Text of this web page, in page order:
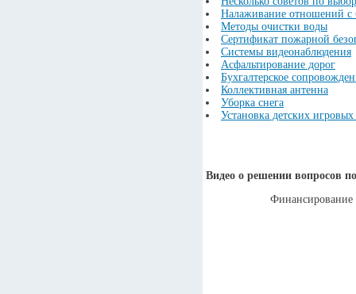
Налаживание отношений с
Методы очистки воды
Сертификат пожарной
Системы видеонаблюдения
Асфальтирование дорог
Бухгалтерское
Коллективная антенна
Уборка снега
Установка детских
Видео о решении вопросов
Финансирование